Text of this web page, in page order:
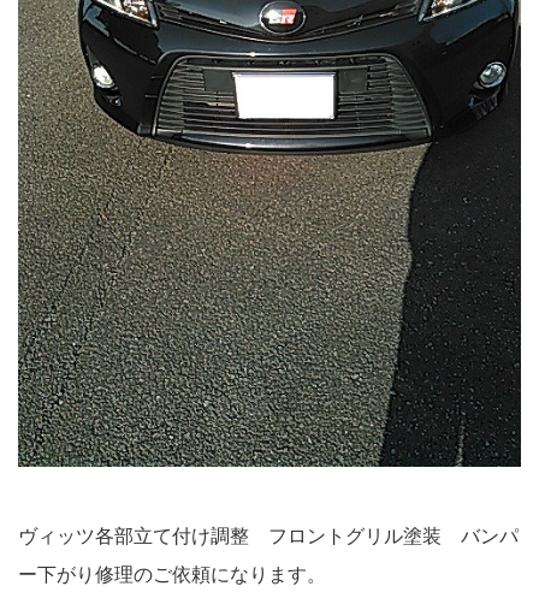
ヴィッツ各部立て付け調整 フロントグリル塗装 バンパ
ー下がり修理のご依頼になります。